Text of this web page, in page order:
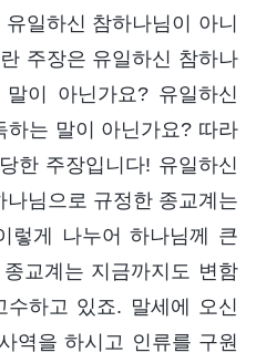
일하신 참하나님이 아니
주장은 유일하신 참하나
이 아닌가요? 유일하신
하는 말이 아닌가요? 따라
한 주장입니다! 유일하신
님으로 규정한 종교계는
렇게 나누어 하나님께 큰
교계는 지금까지도 변함
하고 있죠. 말세에 오신
역을 하시고 인류를 구원